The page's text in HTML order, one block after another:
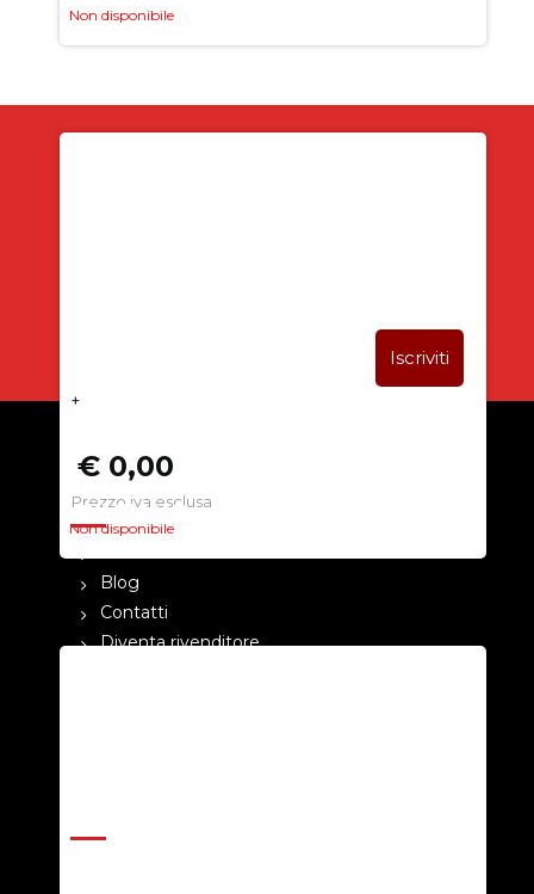
Non disponibile
+
€ 0,00
Prezzo iva esclusa
Non disponibile
CHI SIAMO
Blog
Contatti
Diventa rivenditore